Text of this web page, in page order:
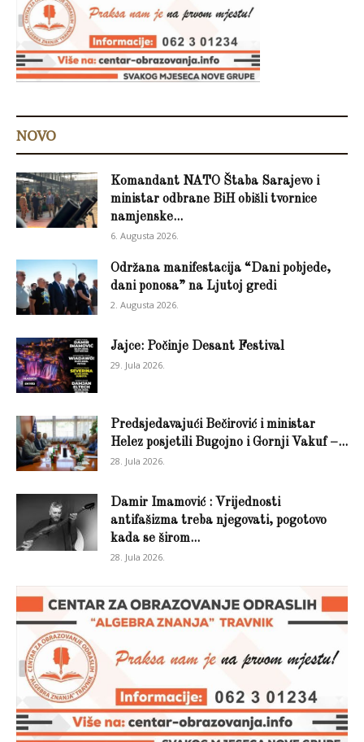
NOVO
Komandant NATO Štaba Sarajevo i
ministar odbrane BiH obišli tvornice
namjenske...
6. Augusta 2026.
Održana manifestacija “Dani pobjede,
dani ponosa” na Ljutoj gredi
2. Augusta 2026.
Jajce: Počinje Desant Festival
29. Jula 2026.
Predsjedavajući Bečirović i ministar
Helez posjetili Bugojno i Gornji Vakuf –...
28. Jula 2026.
Damir Imamović : Vrijednosti
antifašizma treba njegovati, pogotovo
kada se širom...
28. Jula 2026.